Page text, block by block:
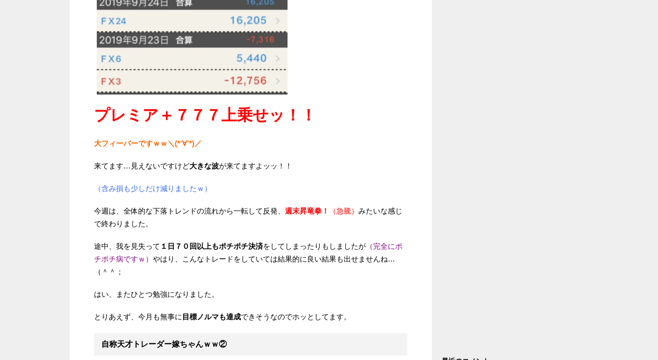
プレミア＋７７７上乗せッ！！
大フィーバーですｗｗ＼(*‘∀’*)／
来てます…見えないですけど大きな波が来てますよッッ！！
（含み損も少しだけ減りましたｗ）
今週は、全体的な下落トレンドの流れから一転して反発、 週末昇竜拳！ （急騰） みたいな感じ
で終わりました。
途中、我を見失って １日７０回以上もポチポチ決済をしてしまったりもしましたが （完全にポ
チポチ病ですｗ） やはり、こんなトレードをしていては結果的に良い結果も出せませんね…
（＾＾；
はい、またひとつ勉強になりました。
とりあえず、今月も無事に 目標ノルマも達成できそうなのでホッとしてます。
自称天才トレーダー嫁ちゃんｗｗ②